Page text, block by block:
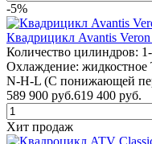
-5%
Квадрицикл Avantis
Количество цилиндров:
Охлаждение: жидкостное
N-H-L (С понижающей
589 900 руб.619 400 руб.
Хит продаж